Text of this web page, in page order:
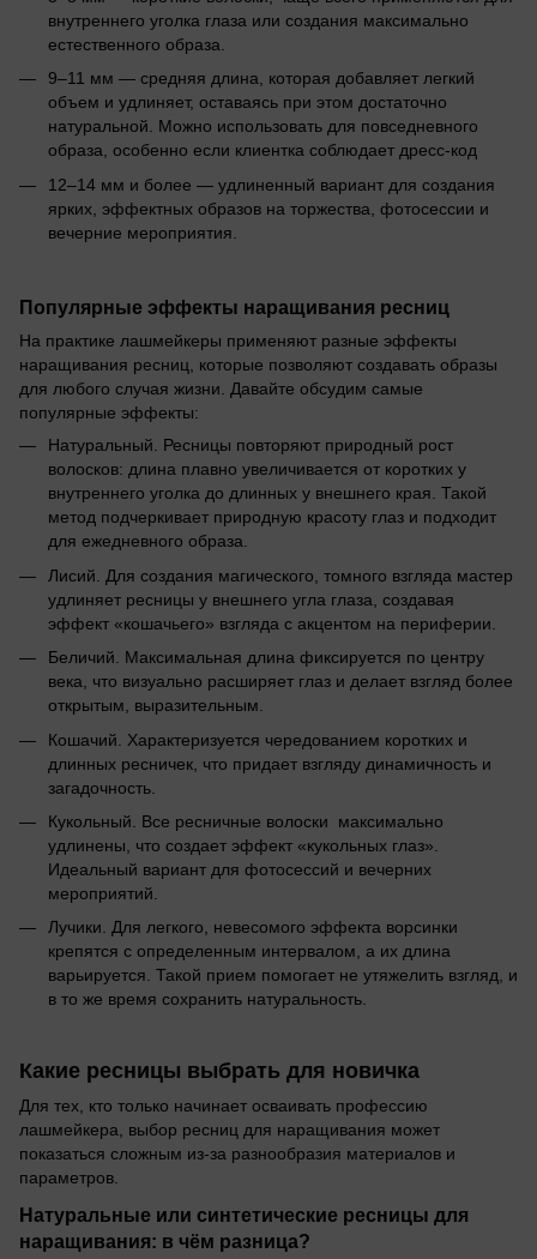
внутреннего уголка глаза или создания максимально
естественного образа.
9–11 мм — средняя длина, которая добавляет легкий
объем и удлиняет, оставаясь при этом достаточно
натуральной. Можно использовать для повседневного
образа, особенно если клиентка соблюдает дресс-код
12–14 мм и более — удлиненный вариант для создания
ярких, эффектных образов на торжества, фотосессии и
вечерние мероприятия.
Популярные эффекты наращивания ресниц
На практике лашмейкеры применяют разные эффекты
наращивания ресниц, которые позволяют создавать образы
для любого случая жизни. Давайте обсудим самые
популярные эффекты:
Натуральный. Ресницы повторяют природный рост
волосков: длина плавно увеличивается от коротких у
внутреннего уголка до длинных у внешнего края. Такой
метод подчеркивает природную красоту глаз и подходит
для ежедневного образа.
Лисий. Для создания магического, томного взгляда мастер
удлиняет ресницы у внешнего угла глаза, создавая
эффект «кошачьего» взгляда с акцентом на периферии.
Беличий. Максимальная длина фиксируется по центру
века, что визуально расширяет глаз и делает взгляд более
открытым, выразительным.
Кошачий. Характеризуется чередованием коротких и
длинных ресничек, что придает взгляду динамичность и
загадочность.
Кукольный. Все ресничные волоски максимально
удлинены, что создает эффект «кукольных глаз».
Идеальный вариант для фотосессий и вечерних
мероприятий.
Лучики. Для легкого, невесомого эффекта ворсинки
крепятся с определенным интервалом, а их длина
варьируется. Такой прием помогает не утяжелить взгляд, и
в то же время сохранить натуральность.
Какие ресницы выбрать для новичка
Для тех, кто только начинает осваивать профессию
лашмейкера, выбор ресниц для наращивания может
показаться сложным из-за разнообразия материалов и
параметров.
Натуральные или синтетические ресницы для
наращивания: в чём разница?